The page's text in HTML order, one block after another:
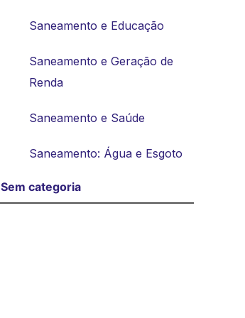
Saneamento e Educação
Saneamento e Geração de
Renda
Saneamento e Saúde
Saneamento: Água e Esgoto
Sem categoria